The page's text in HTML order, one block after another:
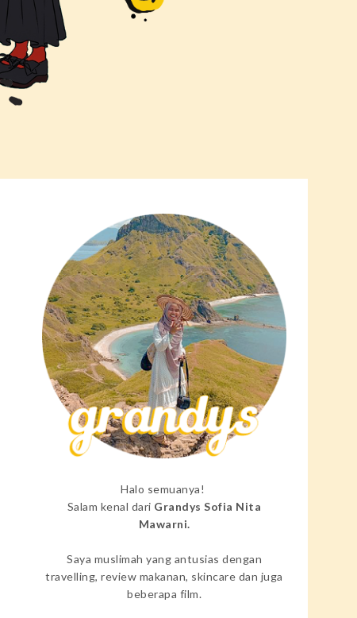
Halo semuanya!
Salam kenal dari Grandys Sofia Nita
Mawarni.
Saya muslimah yang antusias dengan
travelling, review makanan, skincare dan juga
beberapa film.